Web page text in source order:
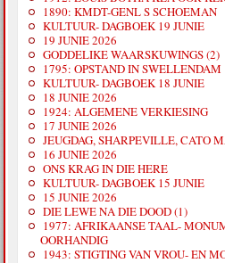
1890: KMDT-GENL S SCHOEMAN
KULTUUR- DAGBOEK 19 JUNIE
19 JUNIE 2026
GODDELIKE WAARSKUWINGS (2)
1795: OPSTAND IN SWELLENDAM
KULTUUR- DAGBOEK 18 JUNIE
18 JUNIE 2026
1924: ALGEMENE VERKIESING
17 JUNIE 2026
JEUGDAG, SHARPEVILLE, CATO
16 JUNIE 2026
ONS KRAG IN DIE HERE
KULTUUR- DAGBOEK 15 JUNIE
15 JUNIE 2026
DIE LEWE NA DIE DOOD (1)
1977: AFRIKAANSE TAAL-
OORHANDIG
1943: STIGTING VAN VROU- EN